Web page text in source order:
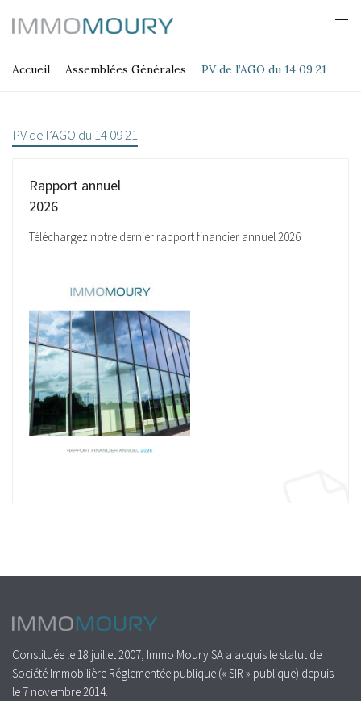
Accueil Assemblées Générales PV de l’AGO du 14 09 21
PV de l’AGO du 14 09 21
Rapport annuel
2026
Téléchargez notre dernier rapport financier annuel 2026
Constituée le 18 juillet 2007, Immo Moury SA a acquis le statut de
Société Immobilière Réglementée publique (« SIR » publique) depuis
le 7 novembre 2014.